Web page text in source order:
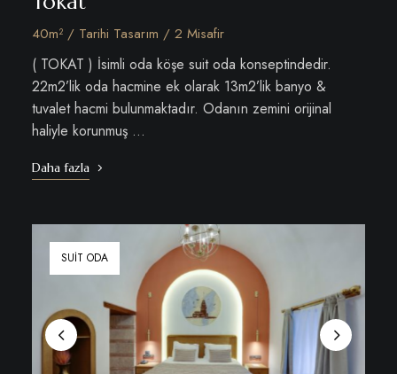
40m² / Tarihi Tasarım / 2 Misafir
( TOKAT ) İsimli oda köşe suit oda konseptindedir.
22m2’lik oda hacmine ek olarak 13m2’lik banyo &
tuvalet hacmi bulunmaktadır. Odanın zemini orijinal
haliyle korunmuş …
Daha fazla
SUIT ODA